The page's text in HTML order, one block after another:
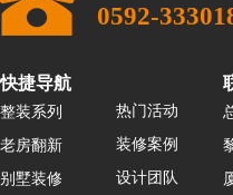
0592-
快捷导航
整装系列
老房翻新
别墅装修
热门活动
装修案例
设计团队